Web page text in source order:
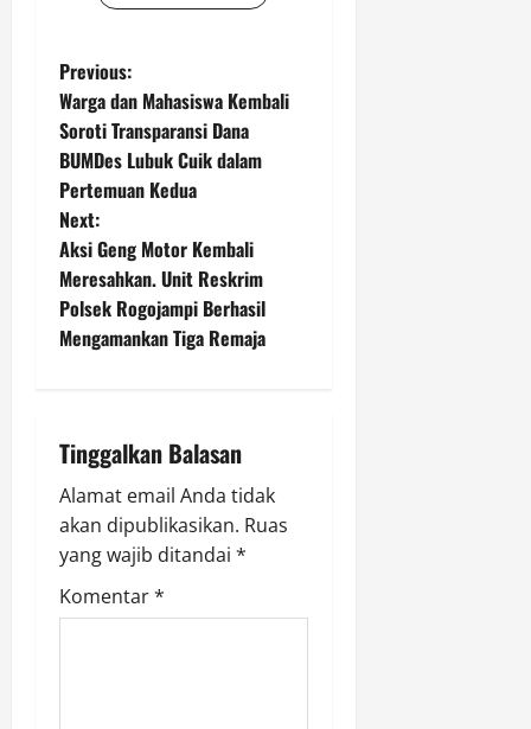
P
o
s
t
n
a
i
g
a
t
i
Previous:
Warga dan Mahasiswa Kembali
Soroti Transparansi Dana
BUMDes Lubuk Cuik dalam
Pertemuan Kedua
Next:
Aksi Geng Motor Kembali
Meresahkan. Unit Reskrim
Polsek Rogojampi Berhasil
Mengamankan Tiga Remaja
Tinggalkan Balasan
Alamat email Anda tidak
akan dipublikasikan. Ruas
yang wajib ditandai *
Komentar*